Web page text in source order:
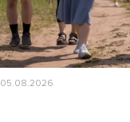
05.08.2026